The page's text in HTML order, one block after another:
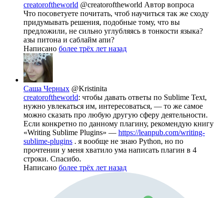
creatoroftheworld @creatoroftheworld Автор вопроса
Что посоветуете почитать, чтоб научиться так же сходу
придумывать решения, подобные тому, что вы
предложили, не сильно углубляясь в тонкости языка?
азы питона и саблайм апи?
Написано более трёх лет назад
Саша Черных @Kristinita
creatoroftheworld: чтобы давать ответы по Sublime Text,
нужно увлекаться им, интересоваться, — то же самое
можно сказать про любую другую сферу деятельности.
Если конкретно по данному плагину, рекомендую книгу
«Writing Sublime Plugins» — https://leanpub.com/writing-
sublime-plugins . я вообще не знаю Python, но по
прочтении у меня хватило ума написать плагин в 4
строки. Спасибо.
Написано более трёх лет назад